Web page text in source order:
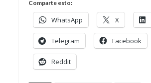
Comparte esto:
WhatsApp X
Telegram Facebook
Reddit